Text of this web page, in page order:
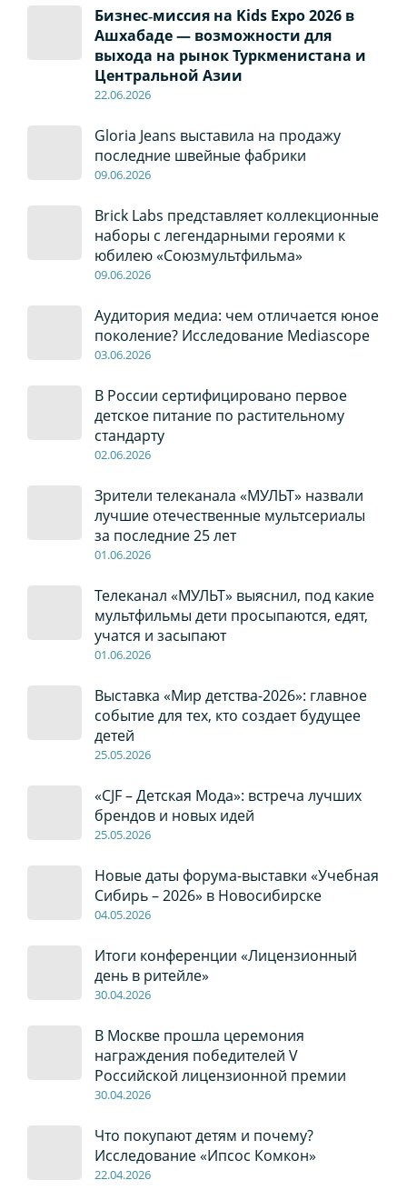
Бизнес‑миссия на Kids Expo 2026 в
Ашхабаде — возможности для
выхода на рынок Туркменистана и
Центральной Азии
22.06.2026
Gloria Jeans выставила на продажу
последние швейные фабрики
09.06.2026
Brick Labs представляет коллекционные
наборы с легендарными героями к
юбилею «Союзмультфильма»
09.06.2026
Аудитория медиа: чем отличается юное
поколение? Исследование Mediascope
03.06.2026
В России сертифицировано первое
детское питание по растительному
стандарту
02.06.2026
Зрители телеканала «МУЛЬТ» назвали
лучшие отечественные мультсериалы
за последние 25 лет
01.06.2026
Телеканал «МУЛЬТ» выяснил, под какие
мультфильмы дети просыпаются, едят,
учатся и засыпают
01.06.2026
Выставка «Мир детства-2026»: главное
событие для тех, кто создает будущее
детей
25.05.2026
«CJF – Детская Мода»: встреча лучших
брендов и новых идей
25.05.2026
Новые даты форума-выставки «Учебная
Сибирь – 2026» в Новосибирске
04.05.2026
Итоги конференции «Лицензионный
день в ритейле»
30.04.2026
В Москве прошла церемония
награждения победителей V
Российской лицензионной премии
30.04.2026
Что покупают детям и почему?
Исследование «Ипсос Комкон»
22.04.2026